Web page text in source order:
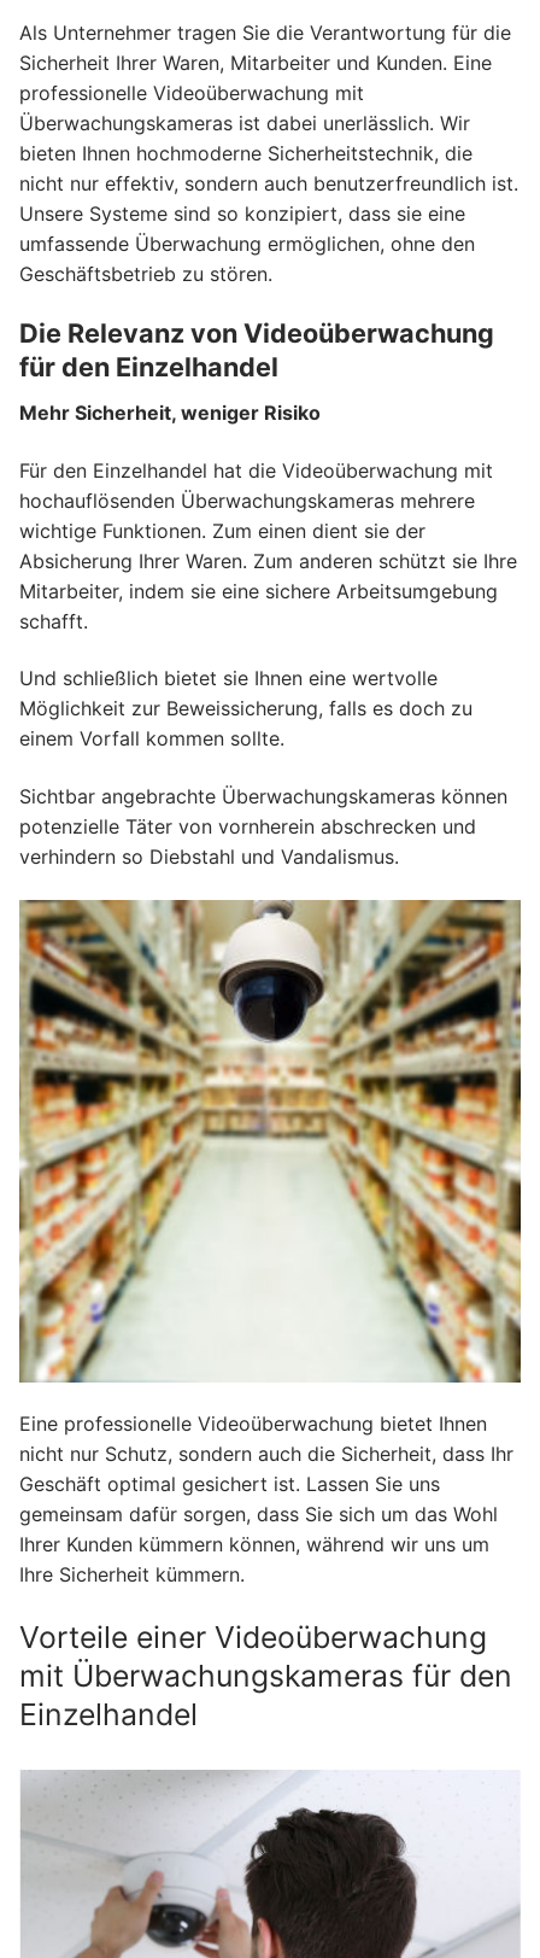
Als Unternehmer tragen Sie die Verantwortung für die
Sicherheit Ihrer Waren, Mitarbeiter und Kunden. Eine
professionelle Videoüberwachung mit
Überwachungskameras ist dabei unerlässlich. Wir
bieten Ihnen hochmoderne Sicherheitstechnik, die
nicht nur effektiv, sondern auch benutzerfreundlich ist.
Unsere Systeme sind so konzipiert, dass sie eine
umfassende Überwachung ermöglichen, ohne den
Geschäftsbetrieb zu stören.
Die Relevanz von Videoüberwachung
für den Einzelhandel
Mehr Sicherheit, weniger Risiko
Für den Einzelhandel hat die Videoüberwachung mit
hochauflösenden Überwachungskameras mehrere
wichtige Funktionen. Zum einen dient sie der
Absicherung Ihrer Waren. Zum anderen schützt sie Ihre
Mitarbeiter, indem sie eine sichere Arbeitsumgebung
schafft.
Und schließlich bietet sie Ihnen eine wertvolle
Möglichkeit zur Beweissicherung, falls es doch zu
einem Vorfall kommen sollte.
Sichtbar angebrachte Überwachungskameras können
potenzielle Täter von vornherein abschrecken und
verhindern so Diebstahl und Vandalismus.
Eine professionelle Videoüberwachung bietet Ihnen
nicht nur Schutz, sondern auch die Sicherheit, dass Ihr
Geschäft optimal gesichert ist. Lassen Sie uns
gemeinsam dafür sorgen, dass Sie sich um das Wohl
Ihrer Kunden kümmern können, während wir uns um
Ihre Sicherheit kümmern.
Vorteile einer Videoüberwachung
mit Überwachungskameras für den
Einzelhandel